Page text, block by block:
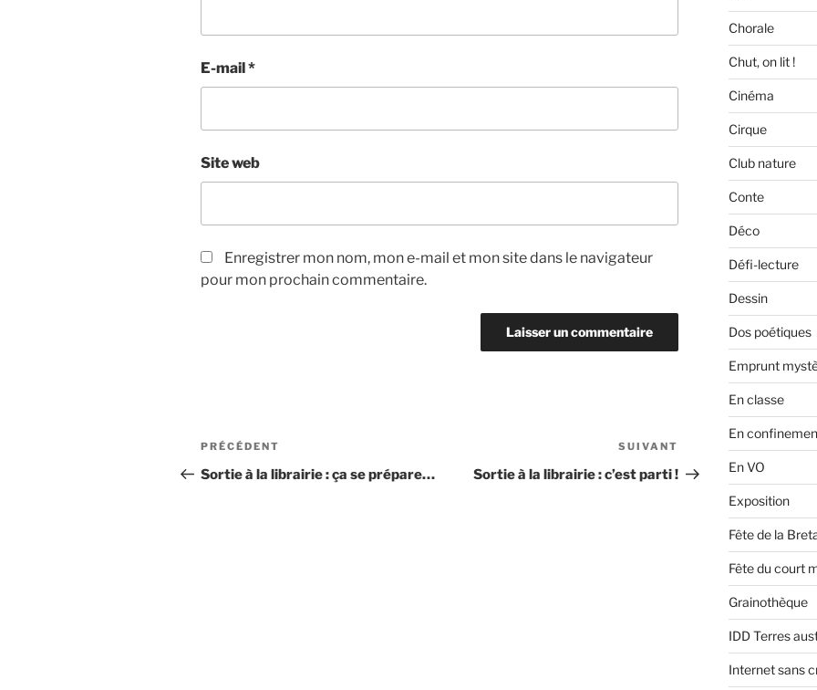
E-mail*
Site web
Enregistrer mon nom, mon e-mail et mon site dans le navigateur
pour mon prochain commentaire.
Navigation
de
Article
précédent
PRÉCÉDENT
Sortie à la librairie : ça se prépare…
suivant
SUIVANT
Sortie à la librairie : c’est parti !
Chorale
Chut, on lit !
Cinéma
Cirque
Club nature
Conte
Déco
Défi-lecture
Dessin
Dos poétiques
Emprunt
En classe
En
En VO
Exposition
Fête de la
Fête du court
Grainothèque
IDD Terres
Internet sans